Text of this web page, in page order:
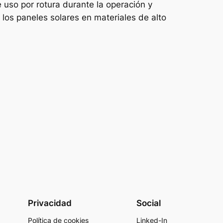
por rotura durante la operación y
paneles solares en materiales de alto
Privacidad
Política de cookies
Social
Linked-In